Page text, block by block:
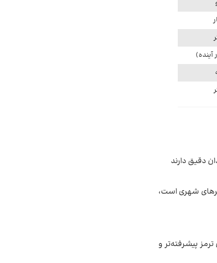
دقیق دارند
شهری است،
اما دنا پلاس به دلیل ۴ ایربگ، سیستم‌های ترمز پیشرفته‌تر و